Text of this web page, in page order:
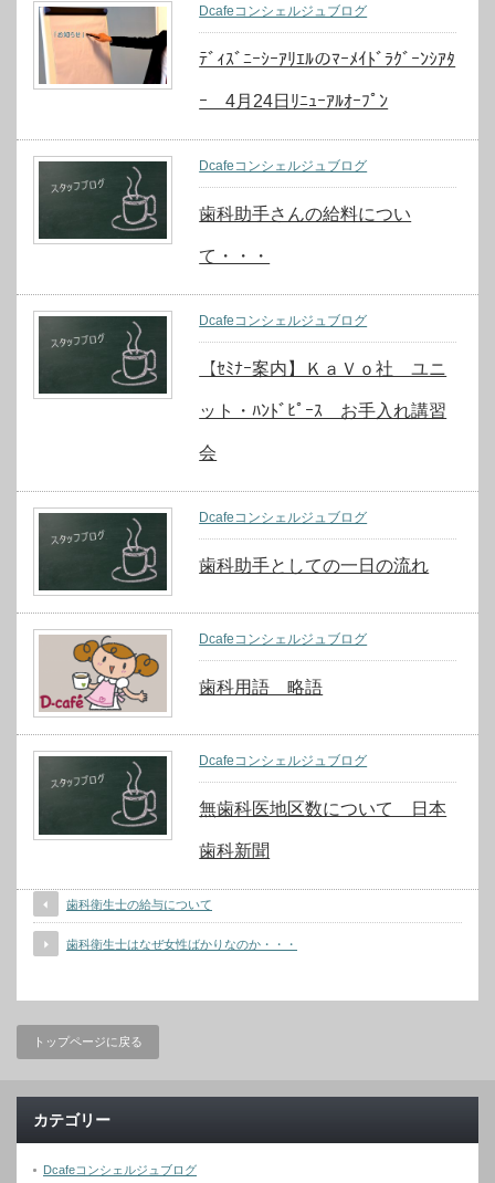
Dcafeコンシェルジュブログ
ﾃﾞｨｽﾞﾆｰｼｰｱﾘｴﾙのﾏｰﾒｲﾄﾞﾗｸﾞｰﾝｼｱﾀ
ｰ 4月24日ﾘﾆｭｰｱﾙｵｰﾌﾟﾝ
Dcafeコンシェルジュブログ
歯科助手さんの給料につい
て・・・
Dcafeコンシェルジュブログ
【ｾﾐﾅｰ案内】ＫａＶｏ社 ユニ
ット・ﾊﾝﾄﾞﾋﾟｰｽ お手入れ講習
会
Dcafeコンシェルジュブログ
歯科助手としての一日の流れ
Dcafeコンシェルジュブログ
歯科用語 略語
Dcafeコンシェルジュブログ
無歯科医地区数について 日本
歯科新聞
歯科衛生士の給与について
歯科衛生士はなぜ女性ばかりなのか・・・
トップページに戻る
カテゴリー
Dcafeコンシェルジュブログ